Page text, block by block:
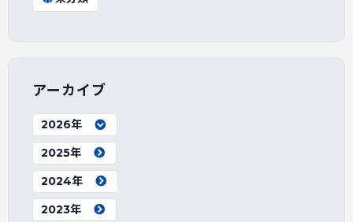
アーカイブ
2026年
2025年
2024年
2023年